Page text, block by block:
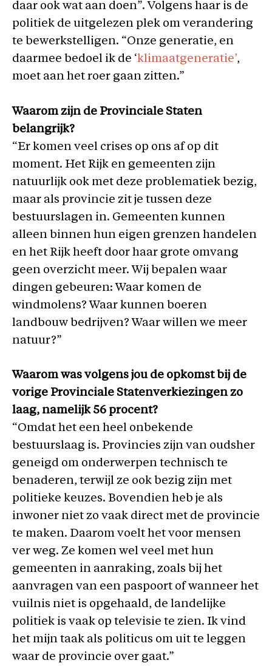
daar ook wat aan doen”. Volgens haar is de
politiek de uitgelezen plek om verandering
te bewerkstelligen. “Onze generatie, en
daarmee bedoel ik de ‘klimaatgeneratie’,
moet aan het roer gaan zitten.”
Waarom zijn de Provinciale Staten
belangrijk?
“Er komen veel crises op ons af op dit
moment. Het Rijk en gemeenten zijn
natuurlijk ook met deze problematiek bezig,
maar als provincie zit je tussen deze
bestuurslagen in. Gemeenten kunnen
alleen binnen hun eigen grenzen handelen
en het Rijk heeft door haar grote omvang
geen overzicht meer. Wij bepalen waar
dingen gebeuren: Waar komen de
windmolens? Waar kunnen boeren
landbouw bedrijven? Waar willen we meer
natuur?”
Waarom was volgens jou de opkomst bij de
vorige Provinciale Statenverkiezingen zo
laag, namelijk 56 procent?
“Omdat het een heel onbekende
bestuurslaag is. Provincies zijn van oudsher
geneigd om onderwerpen technisch te
benaderen, terwijl ze ook bezig zijn met
politieke keuzes. Bovendien heb je als
inwoner niet zo vaak direct met de provincie
te maken. Daarom voelt het voor mensen
ver weg. Ze komen wel veel met hun
gemeenten in aanraking, zoals bij het
aanvragen van een paspoort of wanneer het
vuilnis niet is opgehaald, de landelijke
politiek is vaak op televisie te zien. Ik vind
het mijn taak als politicus om uit te leggen
waar de provincie over gaat.”